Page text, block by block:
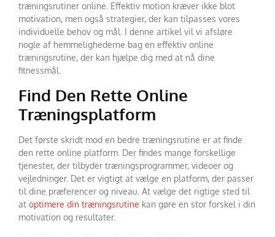
træningsrutiner online. Effektiv motion kræver ikke blot
motivation, men også strategier, der kan tilpasses vores
individuelle behov og mål. I denne artikel vil vi afsløre
nogle af hemmelighederne bag en effektiv online
træningsrutine, der kan hjælpe dig med at nå dine
fitnessmål.
Find Den Rette Online
Træningsplatform
Det første skridt mod en bedre træningsrutine er at finde
den rette online platform. Der findes mange forskellige
tjenester, der tilbyder træningsprogrammer, videoer og
vejledninger. Det er vigtigt at vælge en platform, der passer
til dine præferencer og niveau. At vælge det rigtige sted til
at optimere din træningsrutine kan gøre en stor forskel i din
motivation og resultater.